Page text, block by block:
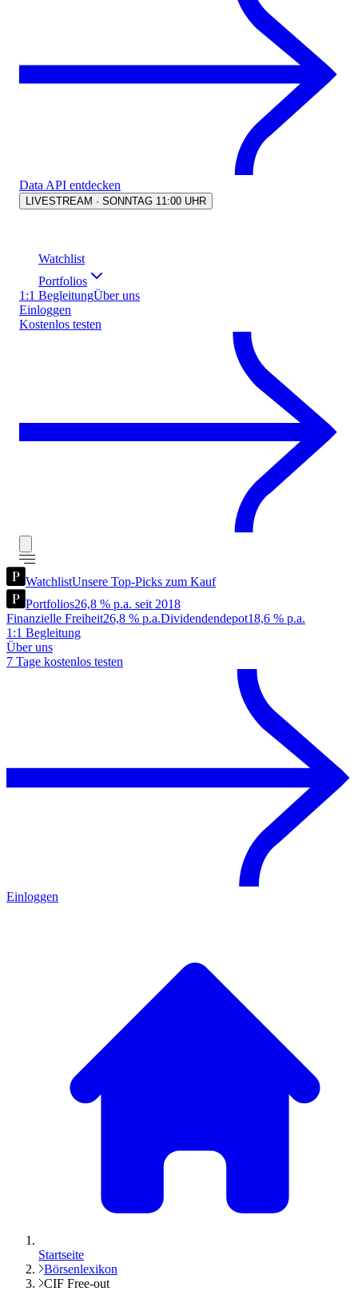
Data API entdecken
LIVESTREAM · SONNTAG 11:00 UHR
Watchlist
Portfolios
1:1 BegleitungÜber uns
Einloggen
Kostenlos testen
WatchlistUnsere Top-Picks zum Kauf
Portfolios26,8 % p.a. seit 2018
Finanzielle Freiheit26,8 % p.a.Dividendendepot18,6 % p.a.
1:1 Begleitung
Über uns
7 Tage kostenlos testen
Einloggen
Startseite
Börsenlexikon
CIF Free-out